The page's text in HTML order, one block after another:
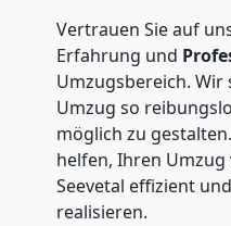
Vertrauen Sie auf
Erfahrung und
Umzugsbereich.
Umzug so
möglich zu
helfen, Ihren
Seevetal effizient
realisieren.